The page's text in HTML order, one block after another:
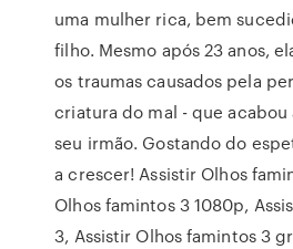
uma mulher rica, bem
filho. Mesmo após 23 anos,
os traumas causados pela
criatura do mal - que acabou
seu irmão. Gostando do
a crescer! Assistir Olhos
Olhos famintos 3 1080p,
3, Assistir Olhos famintos 3